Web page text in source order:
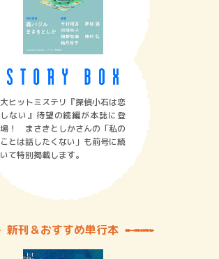
大ヒットミステリ『探偵小石は恋
しない』待望の続編が本誌に登
場！ まさきとしかさんの「私の
ことは話したくない」も前号に続
いて特別掲載します。
新刊＆おすすめ単行本